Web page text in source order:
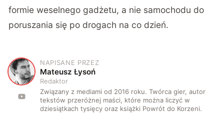
formie weselnego gadżetu, a nie samochodu do
poruszania się po drogach na co dzień.
M
NAPISANE PRZEZ
Mateusz Łysoń
Redaktor
Związany z mediami od 2016 roku. Twórca gier, autor
tekstów przeróżnej maści, które można liczyć w
dziesiątkach tysięcy oraz książki Powrót do Korzeni.